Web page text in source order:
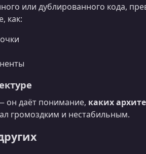
или дублированного кода,
как:
он даёт понимание, каких
громоздким и нестабильным.